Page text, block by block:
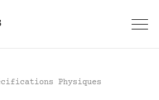
Physiques